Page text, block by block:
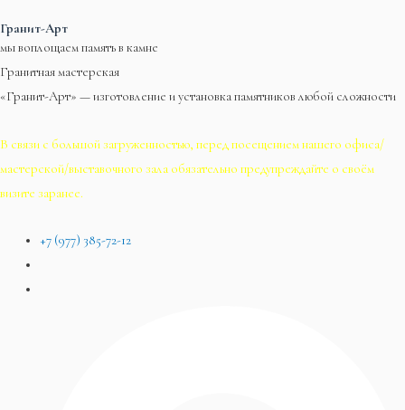
Гранит-Арт
мы воплощаем память в камне
Гранитная мастерская
«Гранит-Арт» — изготовление и установка памятников любой сложности
В связи с большой загруженностью, перед посещением нашего офиса/
мастерской/выставочного зала обязательно предупреждайте о своём
визите заранее.
+7 (977) 385-72-12